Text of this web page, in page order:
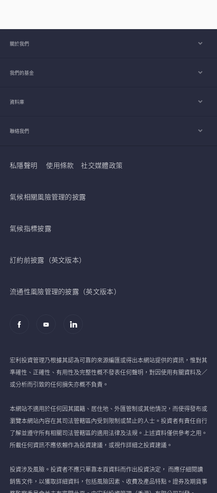
關於我們
我們的基金
資料庫
聯絡我們
私隱聲明 使用條款 社交媒體政策
氣候相關風險管理的披露
氣候指標披露
訂約前披露（英文版本）
流通性風險管理的披露（英文版本）
宏利投資管理乃根據其認為可靠的來源編匯或得出本網站提供的資訊，惟對其
準確性、正確性、有用性及完整性概不發表任何聲明，對因使用有關資料及／
或分析而引致的任何損失亦概不負責。
本網站不適用於任何因其國籍、居住地、外匯管制或其他情況，而使得發布或
瀏覽本網站內容在其司法管轄區內受到限制或禁止的人士。投資者有責任自行
了解並遵守所有相關司法管轄區的適用法律及法規。上述資料僅供參考之用。
所載任何資訊不應依賴作為投資建議，或視作詳細之投資建議。
投資涉及風險。投資者不應只單靠本頁資料而作出投資決定， 而應仔細閱讀
銷售文件，以獲取詳細資料，包括風險因素、收費及產品特點。證券及期貨事